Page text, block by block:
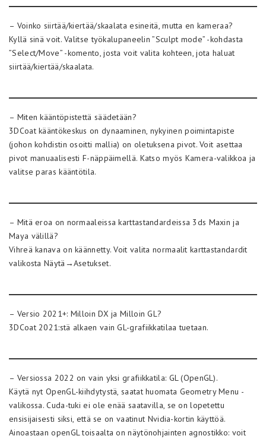
– Voinko siirtää/kiertää/skaalata esineitä, mutta en kameraa?
Kyllä sinä voit. Valitse työkalupaneelin ”Sculpt mode” -kohdasta
”Select/Move” -komento, josta voit valita kohteen, jota haluat
siirtää/kiertää/skaalata.
– Miten kääntöpistettä säädetään?
3DCoat kääntökeskus on dynaaminen, nykyinen poimintapiste
(johon kohdistin osoitti mallia) on oletuksena pivot. Voit asettaa
pivot manuaalisesti F-näppäimellä. Katso myös Kamera-valikkoa ja
valitse paras kääntötila.
– Mitä eroa on normaaleissa karttastandardeissa 3ds Maxin ja
Maya välillä?
Vihreä kanava on käännetty. Voit valita normaalit karttastandardit
valikosta Näytä→Asetukset.
– Versio 2021+: Milloin DX ja Milloin GL?
3DCoat 2021:stä alkaen vain GL-grafiikkatilaa tuetaan.
– Versiossa 2022 on vain yksi grafiikkatila: GL (OpenGL).
Käytä nyt OpenGL-kiihdytystä, saatat huomata Geometry Menu -
valikossa. Cuda-tuki ei ole enää saatavilla, se on lopetettu
ensisijaisesti siksi, että se on vaatinut Nvidia-kortin käyttöä.
Ainoastaan openGL toisaalta on näytönohjainten agnostikko: voit